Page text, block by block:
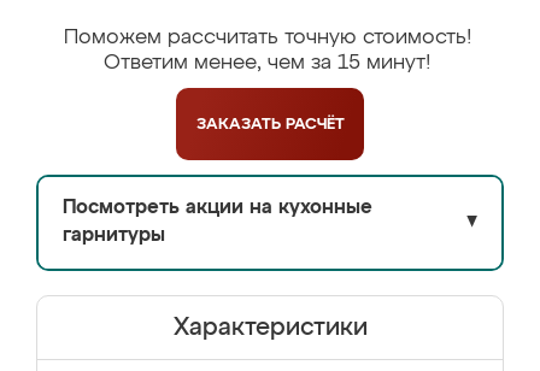
Поможем рассчитать точную стоимость!
Ответим менее, чем за 15 минут!
ЗАКАЗАТЬ РАСЧЁТ
Посмотреть акции на кухонные
гарнитуры
▼
Характеристики